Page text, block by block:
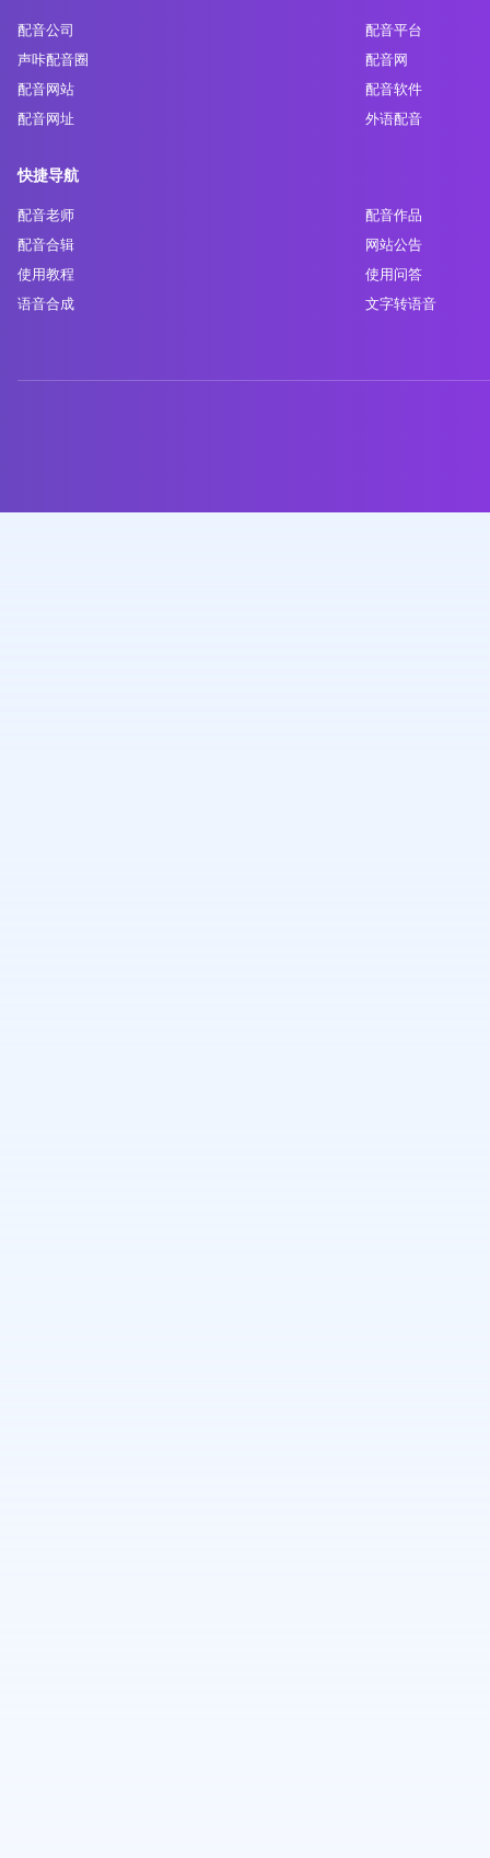
配音公司
配音平台
声咔配音圈
配音网
配音网站
配音软件
配音网址
外语配音
快捷导航
配音老师
配音作品
配音合辑
网站公告
使用教程
使用问答
语音合成
文字转语音